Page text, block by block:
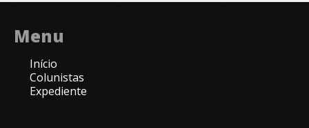
Menu
Início
Colunistas
Expediente